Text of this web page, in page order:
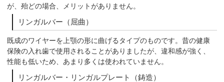
が、殆どの場合、メリットがありません。
リンガルバー（屈曲）
既成のワイヤーを上顎の形に曲げるタイプのものです。昔の健康
保険の入れ歯で使用されることがありましたが、違和感が強く、
性能も低いため、あまり多くは使われていません。
リンガルバー・リンガルプレート（鋳造）